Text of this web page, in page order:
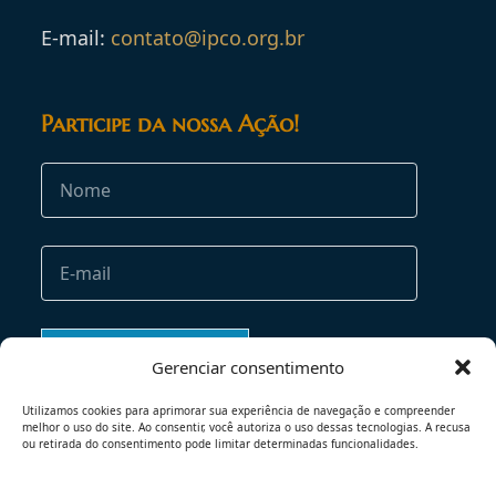
Gerenciar consentimento
Utilizamos cookies para aprimorar sua experiência de navegação e compreender
melhor o uso do site. Ao consentir, você autoriza o uso dessas tecnologias. A recusa
ou retirada do consentimento pode limitar determinadas funcionalidades.
E-mail: contato@ipco.org.br
Participe da nossa Ação!